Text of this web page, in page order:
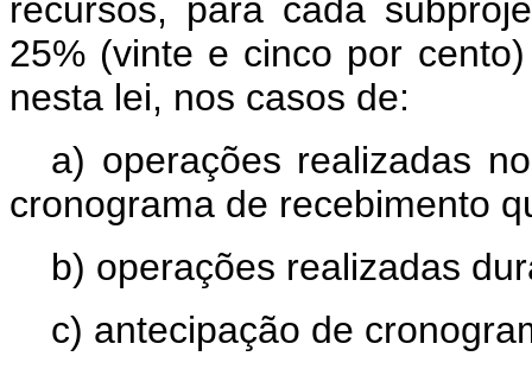
recursos, para cada
25% (vinte e cinco por
nesta lei, nos casos de:
a) operações realizadas
cronograma de recebimento
b) operações realizadas
c) antecipação de